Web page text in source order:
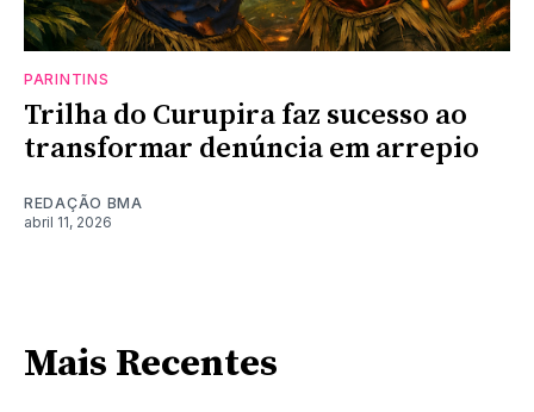
PARINTINS
Trilha do Curupira faz sucesso ao
transformar denúncia em arrepio
REDAÇÃO BMA
abril 11, 2026
Mais Recentes